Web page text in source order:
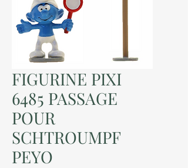
FIGURINE PIXI
6485 PASSAGE
POUR
SCHTROUMPF
PEYO